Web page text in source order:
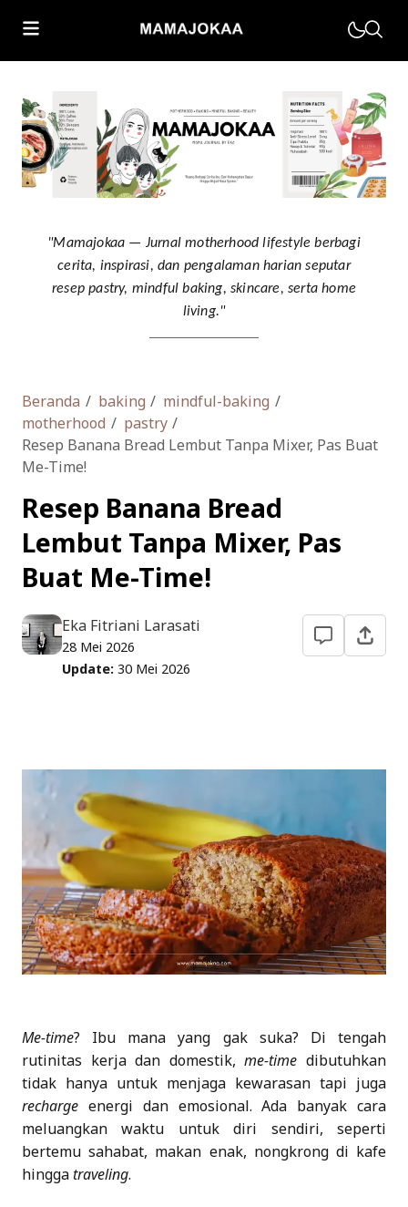
Motherhood
Parenting
Muhasabah
Kesehatan Keluarga
Kuliner Bandung
Keuangan RT
"Mamajokaa — Jurnal motherhood lifestyle berbagi
cerita, inspirasi, dan pengalaman harian seputar
resep pastry, mindful baking, skincare, serta home
living."
Beranda baking
mindful-baking
motherhood
pastry
Resep Banana Bread Lembut Tanpa Mixer, Pas Buat
Me-Time!
Resep Banana Bread
Lembut Tanpa Mixer, Pas
Buat Me-Time!
Eka Fitriani Larasati
28 Mei 2026
Update: 30 Mei 2026
Me-time? Ibu mana yang gak suka? Di tengah
rutinitas kerja dan domestik,me-time dibutuhkan
tidak hanya untuk menjaga kewarasan tapi juga
recharge energi dan emosional. Ada banyak cara
meluangkan waktu untuk diri sendiri, seperti
bertemu sahabat, makan enak, nongkrong di kafe
hinggatraveling.